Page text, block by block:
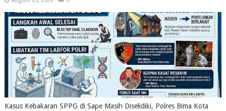
Kasus Kebakaran SPPG di Sape Masih Diselidiki, Polres Bima Kota